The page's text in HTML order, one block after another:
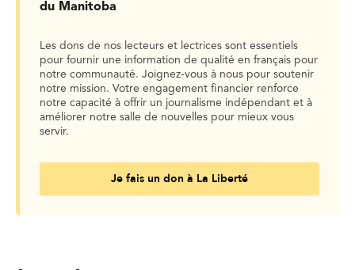
du Manitoba
Les dons de nos lecteurs et lectrices sont essentiels
pour fournir une information de qualité en français pour
notre communauté. Joignez-vous à nous pour soutenir
notre mission. Votre engagement financier renforce
notre capacité à offrir un journalisme indépendant et à
améliorer notre salle de nouvelles pour mieux vous
servir.
Je fais un don à La Liberté